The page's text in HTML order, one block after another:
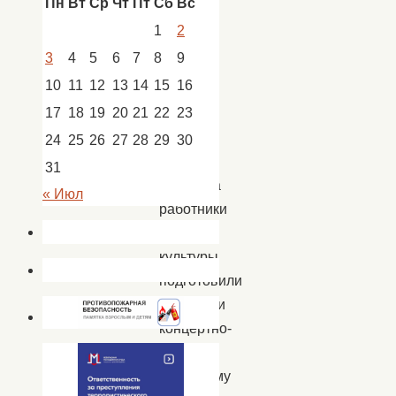
15-
летию
детского
сада
Батаевка
работники
культуры
подготовили
и провели
концертно-
игровую
программу
Пн Вт Ср Чт Пт Сб Вс
1
2
3
4 5 6 7 8
9
10 11 12 13 14 15 16
17 18 19 20 21 22 23
24 25 26 27 28 29 30
31
« Июл